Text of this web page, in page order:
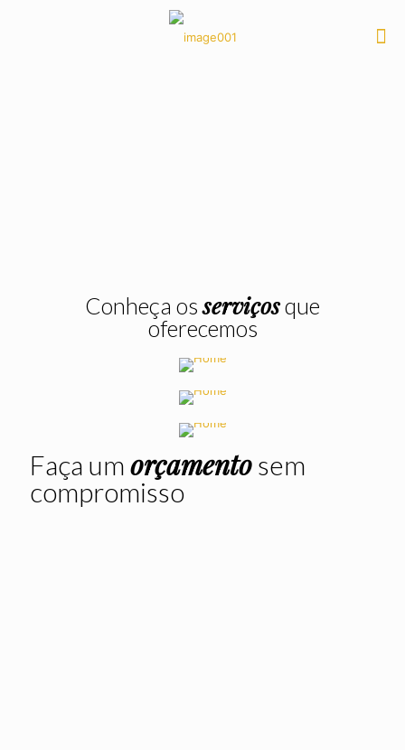
Conheça osserviçosque
oferecemos
Serviço
Programação de bordado
Serviço
Bordado
Serviço
Estampa
Faça umorçamentosem
compromisso